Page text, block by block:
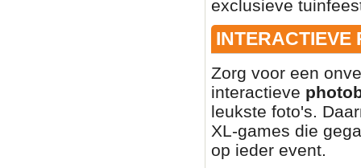
exclusieve
INTERACTIEVE
Zorg voor een
interactieve
leukste foto's.
XL-games die
op ieder event.